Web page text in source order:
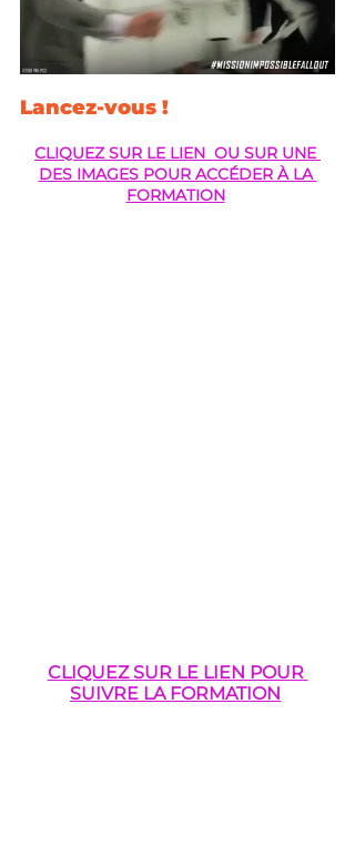
Lancez-vous !
CLIQUEZ SUR LE LIEN  OU SUR UNE
DES IMAGES POUR ACCÉDER À LA
FORMATION
CLIQUEZ SUR LE LIEN POUR
SUIVRE LA FORMATION